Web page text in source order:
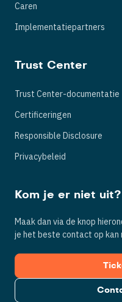
Caren
Implementatiepartners
Trust Center
Trust Center-documentatie
Certificeringen
Responsible Disclosure
Privacybeleid
Kom je er niet uit?
Maak dan via de knop
je het beste contact op kan